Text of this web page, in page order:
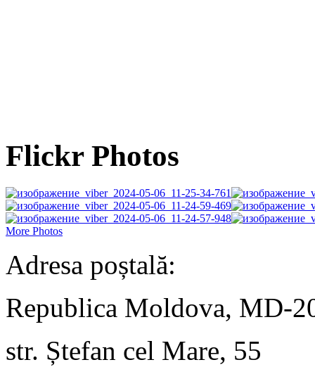
Flickr Photos
More Photos
Adresa poștală:
Republica Moldova, MD-
str. Ștefan cel Mare, 55